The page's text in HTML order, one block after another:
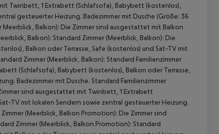
Twinbett, 1 Extrabett (Schlafsofa), Babybett (kostenlos),
gesteuerter Heizung. Badezimmer mit Dusche (Größe: 36
Balkon): Die Zimmer sind ausgestattet mit Balkon
Balkon): Standard Zimmer (Meerblick, Balkon): Die
Balkon oder Terrasse, Safe (kostenlos) und Sat-TV mit
Zimmer (Meerblick, Balkon): Standard Familienzimmer
(Schlafsofa), Babybett (kostenlos), Balkon oder Terrasse,
Badezimmer mit Dusche. Standard Familienzimmer
sind ausgestattet mit Twinbett, 1 Extrabett
TV mit lokalen Sendern sowie zentral gesteuerter Heizung.
(Meerblick, Balkon Promotion): Die Zimmer sind
Zimmer (Meerblick, Balkon Promotion): Standard